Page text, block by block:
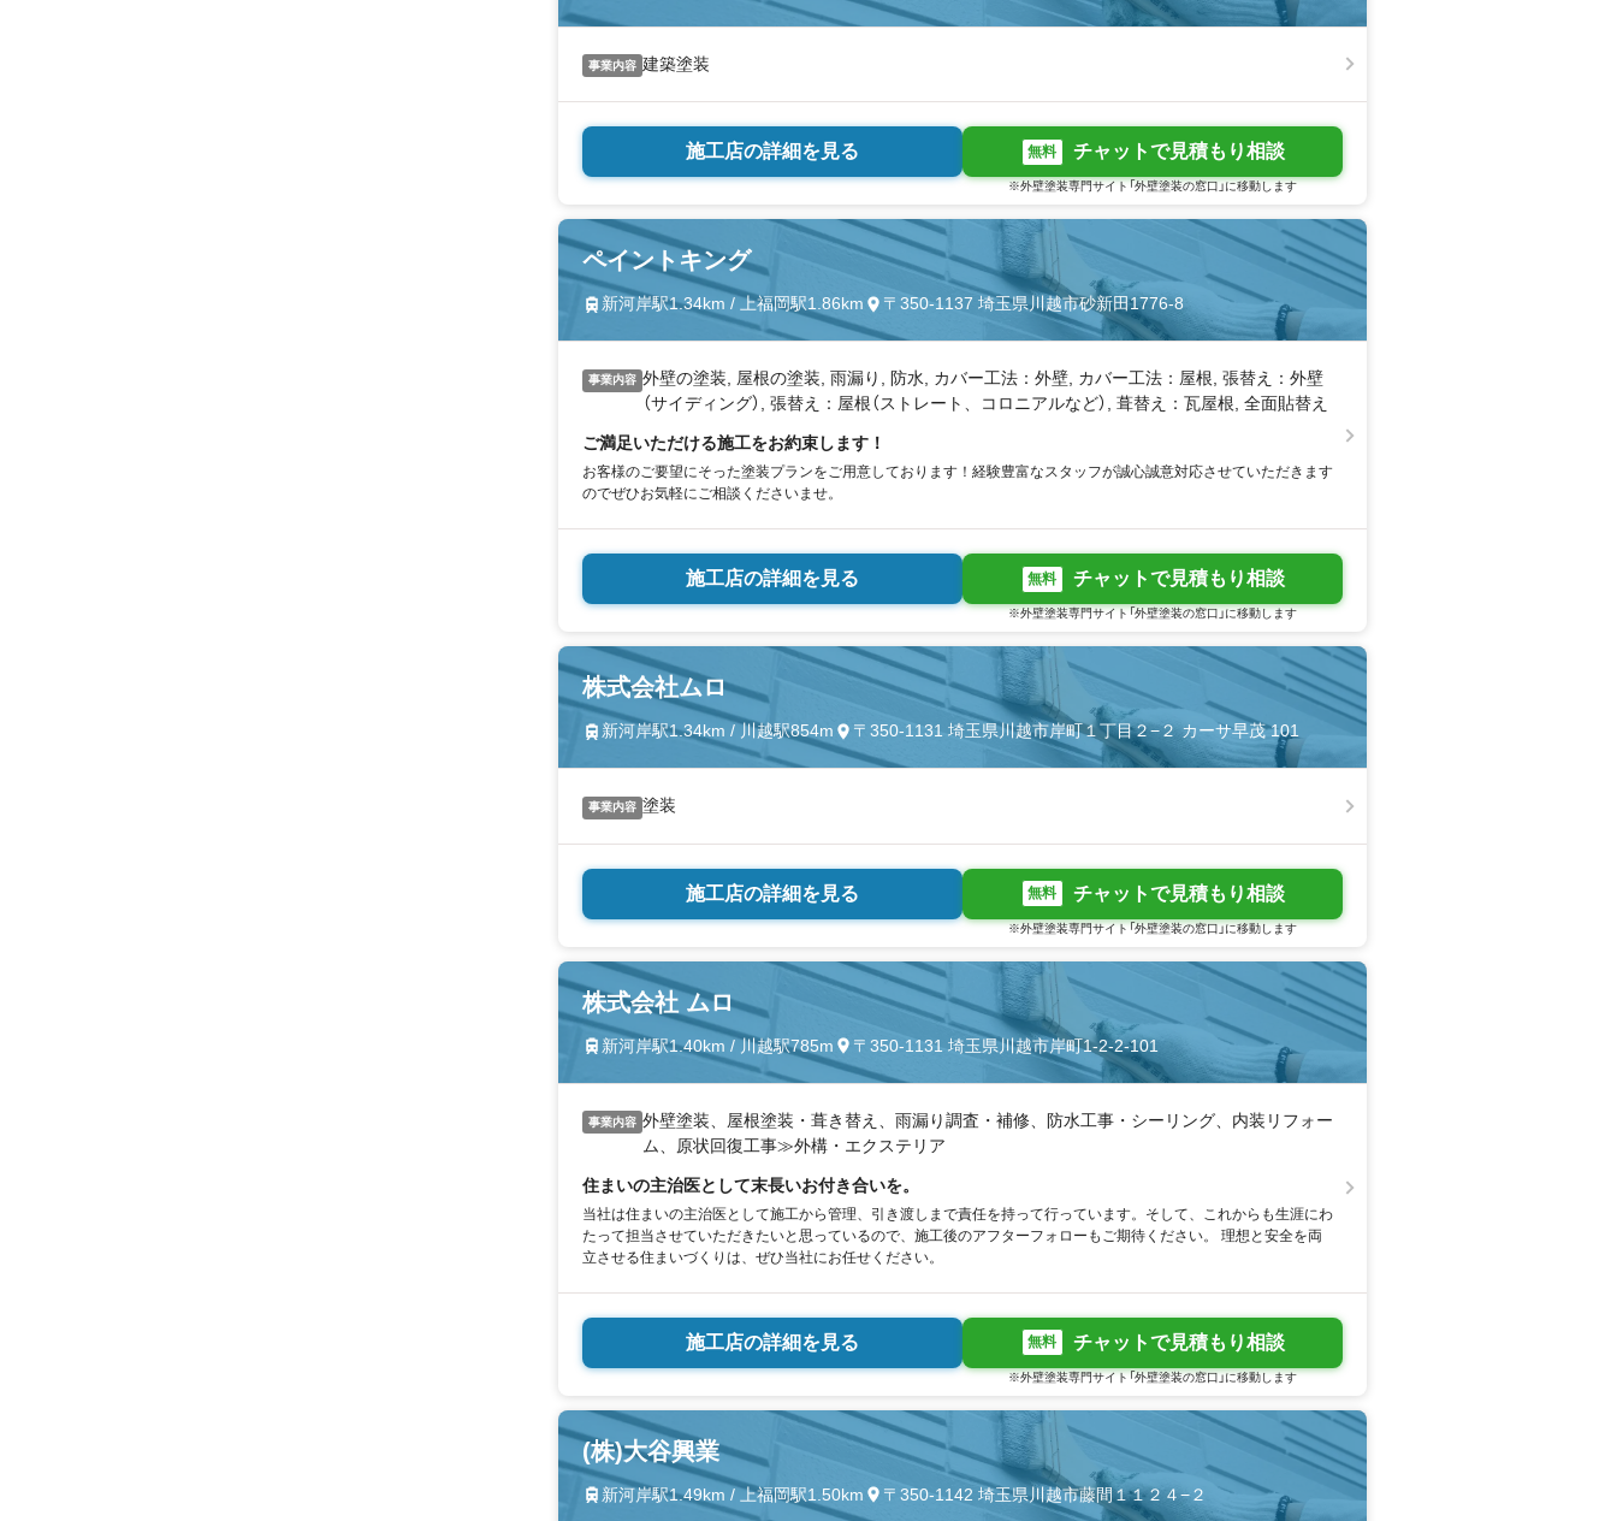
事業内容 建築塗装
施工店の詳細を見る 無料 チャットで見積もり相談
※外壁塗装専門サイト「外壁塗装の窓口」に移動します
ペイントキング
新河岸駅1.34km / 上福岡駅1.86km 〒350-1137 埼玉県川越市砂新田1776-8
事業内容 外壁の塗装, 屋根の塗装, 雨漏り, 防水, カバー工法：外壁, カバー工法：屋根, 張替え：外壁
（サイディング）, 張替え：屋根（ストレート、コロニアルなど）, 葺替え：瓦屋根, 全面貼替え
ご満足いただける施工をお約束します！
お客様のご要望にそった塗装プランをご用意しております！経験豊富なスタッフが誠心誠意対応させていただきます
のでぜひお気軽にご相談くださいませ。
施工店の詳細を見る 無料 チャットで見積もり相談
※外壁塗装専門サイト「外壁塗装の窓口」に移動します
株式会社ムロ
新河岸駅1.34km / 川越駅854m 〒350-1131 埼玉県川越市岸町１丁目２−２ カーサ早茂 101
事業内容 塗装
施工店の詳細を見る 無料 チャットで見積もり相談
※外壁塗装専門サイト「外壁塗装の窓口」に移動します
株式会社 ムロ
新河岸駅1.40km / 川越駅785m 〒350-1131 埼玉県川越市岸町1-2-2-101
事業内容 外壁塗装、屋根塗装・葺き替え、雨漏り調査・補修、防水工事・シーリング、内装リフォー
ム、原状回復工事≫外構・エクステリア
住まいの主治医として末長いお付き合いを。
当社は住まいの主治医として施工から管理、引き渡しまで責任を持って行っています。そして、これからも生涯にわ
たって担当させていただきたいと思っているので、施工後のアフターフォローもご期待ください。 理想と安全を両
立させる住まいづくりは、ぜひ当社にお任せください。
施工店の詳細を見る 無料 チャットで見積もり相談
※外壁塗装専門サイト「外壁塗装の窓口」に移動します
(株)大谷興業
新河岸駅1.49km / 上福岡駅1.50km 〒350-1142 埼玉県川越市藤間１１２４−２